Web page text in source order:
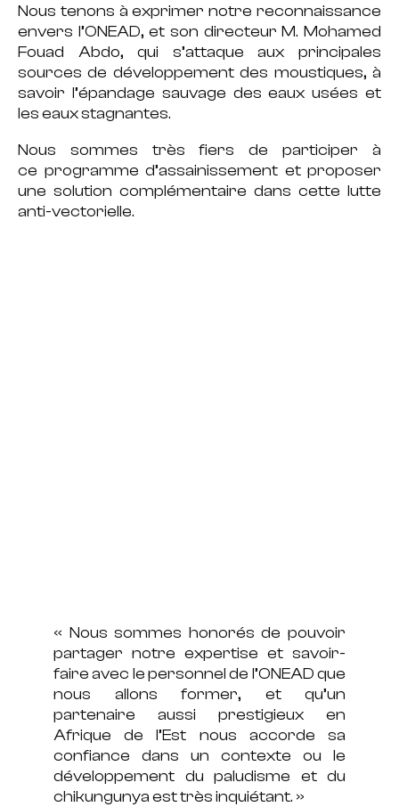
Nous tenons à exprimer notre reconnaissance
envers l’ONEAD, et son directeur M. Mohamed
Fouad Abdo, qui s’attaque aux principales
sources de développement des moustiques, à
savoir l’épandage sauvage des eaux usées et
leseaux stagnantes.
Nous sommes très fiers de participer à
ce programme d’assainissement et proposer
une solution complémentaire dans cette lutte
anti-vectorielle.
« Nous sommes honorés de pouvoir
partager notre expertise et savoir-
faire avec le personnel de l’ONEAD que
nous allons former, et qu’un
partenaire aussi prestigieux en
Afrique de l’Est nous accorde sa
confiance dans un contexte ou le
développement du paludisme et du
chikungunya est très inquiétant. »